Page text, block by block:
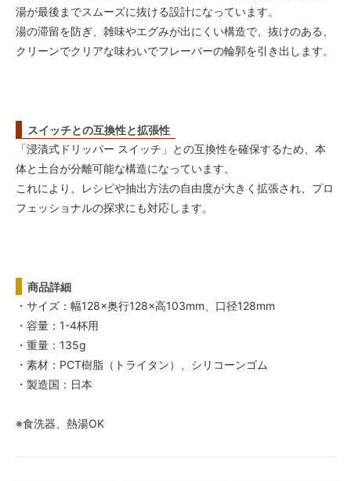
湯が最後までスムーズに抜ける設計になっています。
湯の滞留を防ぎ、雑味やエグみが出にくい構造で、抜けのある、
クリーンでクリアな味わいでフレーバーの輪郭を引き出します。
スイッチとの互換性と拡張性
「浸漬式ドリッパー スイッチ」との互換性を確保するため、本
体と土台が分離可能な構造になっています。
これにより、レシピや抽出方法の自由度が大きく拡張され、プロ
フェッショナルの探求にも対応します。
商品詳細
・サイズ：幅128×奥行128×高103mm、口径128mm
・容量：1-4杯用
・重量：135g
・素材：PCT樹脂（トライタン）、シリコーンゴム
・製造国：日本
※食洗器、熱湯OK